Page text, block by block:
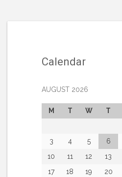
Calendar
AUGUST 2026
M T W T
3
4 5 6
10
11 12 13
17
18 19 20